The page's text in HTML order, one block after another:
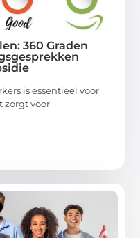
360 Graden
is essentieel voor
zorgt voor